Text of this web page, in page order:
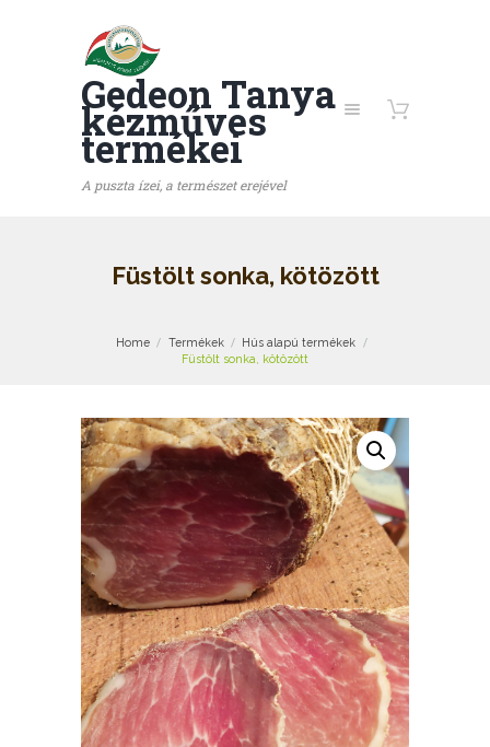
Gedeon Tanya
kézműves
termékei
A puszta ízei, a természet erejével
Füstölt sonka, kötözött
Home Termékek
Hús alapú termékek
Füstölt sonka, kötözött